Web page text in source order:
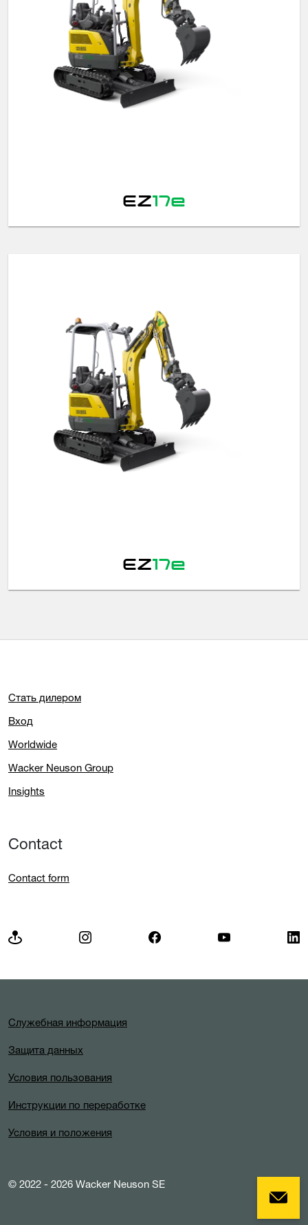
EZ17e
EZ17e
Стать дилером
Вход
Worldwide
Wacker Neuson Group
Insights
Contact
Contact form
Служебная информация
Защита данных
Условия пользования
Инструкции по переработке
Условия и положения
© 2022 - 2026 Wacker Neuson SE